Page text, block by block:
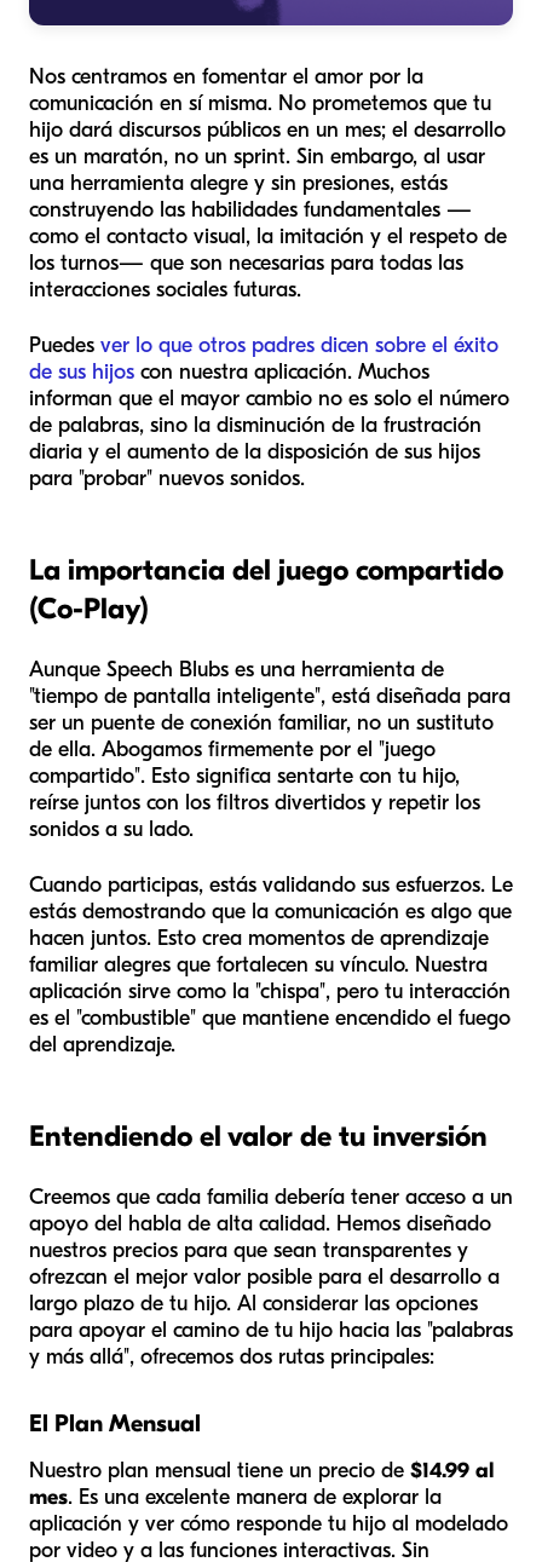
Nos centramos en fomentar el amor por la
comunicación en sí misma. No prometemos que tu
hijo dará discursos públicos en un mes; el desarrollo
es un maratón, no un sprint. Sin embargo, al usar
una herramienta alegre y sin presiones, estás
construyendo las habilidades fundamentales —
como el contacto visual, la imitación y el respeto de
los turnos— que son necesarias para todas las
interacciones sociales futuras.
Puedes ver lo que otros padres dicen sobre el éxito
de sus hijos con nuestra aplicación. Muchos
informan que el mayor cambio no es solo el número
de palabras, sino la disminución de la frustración
diaria y el aumento de la disposición de sus hijos
para "probar" nuevos sonidos.
La importancia del juego compartido
(Co-Play)
Aunque Speech Blubs es una herramienta de
"tiempo de pantalla inteligente", está diseñada para
ser un puente de conexión familiar, no un sustituto
de ella. Abogamos firmemente por el "juego
compartido". Esto significa sentarte con tu hijo,
reírse juntos con los filtros divertidos y repetir los
sonidos a su lado.
Cuando participas, estás validando sus esfuerzos. Le
estás demostrando que la comunicación es algo que
hacen juntos. Esto crea momentos de aprendizaje
familiar alegres que fortalecen su vínculo. Nuestra
aplicación sirve como la "chispa", pero tu interacción
es el "combustible" que mantiene encendido el fuego
del aprendizaje.
Entendiendo el valor de tu inversión
Creemos que cada familia debería tener acceso a un
apoyo del habla de alta calidad. Hemos diseñado
nuestros precios para que sean transparentes y
ofrezcan el mejor valor posible para el desarrollo a
largo plazo de tu hijo. Al considerar las opciones
para apoyar el camino de tu hijo hacia las "palabras
y más allá", ofrecemos dos rutas principales:
El Plan Mensual
Nuestro plan mensual tiene un precio de $14.99 al
mes. Es una excelente manera de explorar la
aplicación y ver cómo responde tu hijo al modelado
por video y a las funciones interactivas. Sin